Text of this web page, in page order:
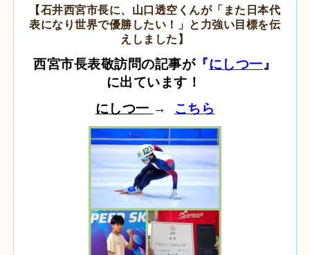
【石井西宮市長に、山口透空くんが「また日本代
表になり世界で優勝したい！」と力強い目標を伝
えしました】
西宮市長表敬訪問の記事が『にしつ一』
に出ています！
にしつ一 → こちら